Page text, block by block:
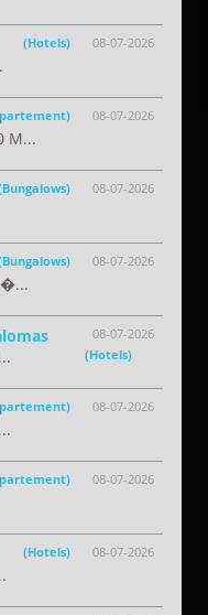
08-07-2026
(Hotels)
08-07-2026
M...
08-07-2026
08-07-2026
08-07-2026
(Hotels)
08-07-2026
08-07-2026
08-07-2026
(Hotels)